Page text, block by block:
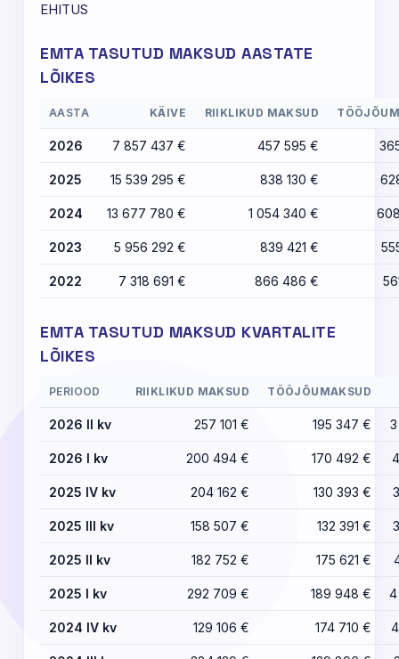
EHITUS
EMTA TASUTUD MAKSUD AASTATE
LÕIKES
AASTA KÄIVE RIIKLIKUD MAKSUD
2026 7 857 437 € 457 595 €
2025 15 539 295 € 838 130 €
2024 13 677 780 € 1 054 340 €
2023 5 956 292 € 839 421 €
2022 7 318 691 € 866 486 €
EMTA TASUTUD MAKSUD KVARTALITE
LÕIKES
PERIOOD RIIKLIKUD MAKSUD TÖÖJÕUMAKSUD
2026 II kv 257 101 € 195 347 €
2026 I kv 200 494 € 170 492 €
2025 IV kv 204 162 € 130 393 €
2025 III kv 158 507 € 132 391 €
2025 II kv 182 752 € 175 621 €
2025 I kv 292 709 € 189 948 €
2024 IV kv 129 106 € 174 710 €